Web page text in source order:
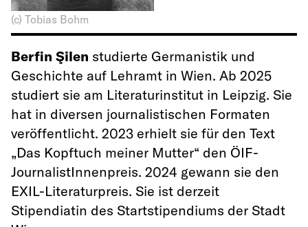
(c) Tobias Bohm
Berfin Şilen studierte Germanistik und
Geschichte auf Lehramt in Wien. Ab 2025
studiert sie am Literaturinstitut in Leipzig. Sie
hat in diversen journalistischen Formaten
veröffentlicht. 2023 erhielt sie für den Text
„Das Kopftuch meiner Mutter“ den ÖIF-
JournalistInnenpreis. 2024 gewann sie den
EXIL-Literaturpreis. Sie ist derzeit
Stipendiatin des Startstipendiums der Stadt